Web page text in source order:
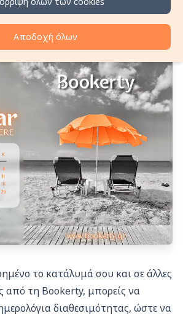
κ.ά.)
το κατάλυμά σου και σε άλλες
από τη Bookerty, μπορείς να
διαθεσιμότητας, ώστε να
Αποδοχή όλων